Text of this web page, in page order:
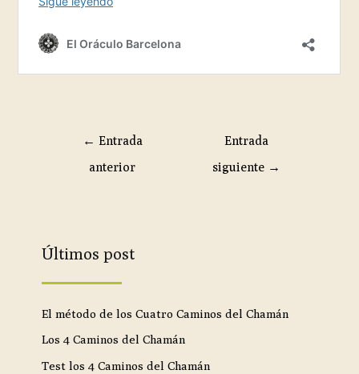
← Entrada
anterior
Entrada
siguiente →
Últimos post
El método de los Cuatro Caminos del Chamán
Los 4 Caminos del Chamán
Test los 4 Caminos del Chamán